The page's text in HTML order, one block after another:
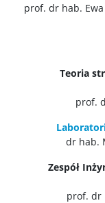
prof. dr hab.
Teoria
prof.
dr hab.
Zespół
prof. dr